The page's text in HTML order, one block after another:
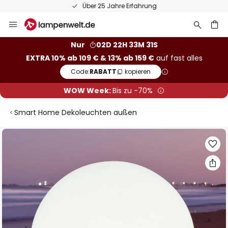
Über 25 Jahre Erfahrung
Inhalt
Nur
02D 22H 33M 31S
EXTRA 10% ab 109 € & 13% ab 159 €auf fast alles
Code:RABATT kopieren
WOW Week:Bis zu -70%
Smart Home Dekoleuchten außen
Zum
springen